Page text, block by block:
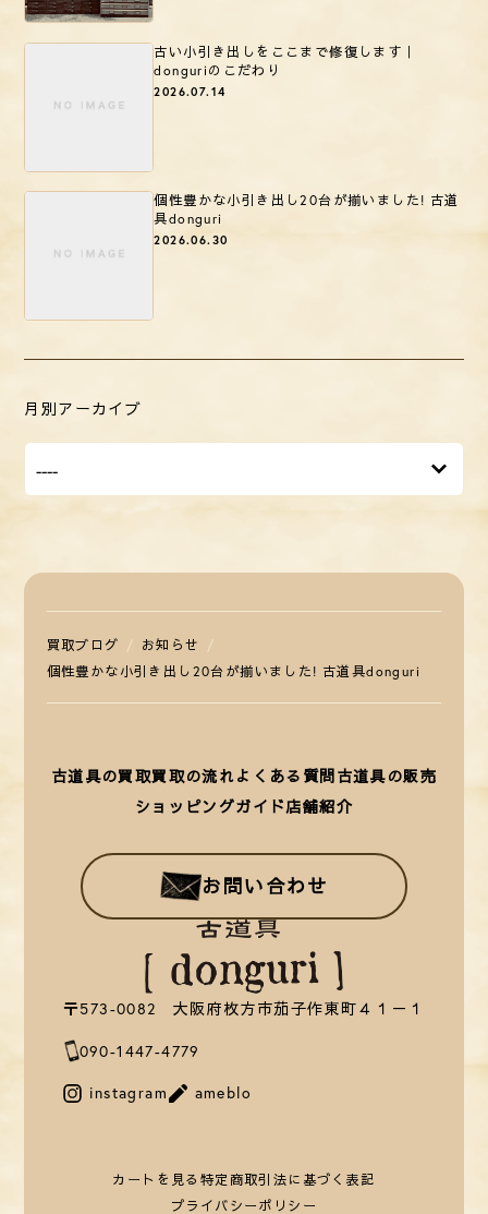
古い小引き出しをここまで修復します｜
donguriのこだわり
2026.07.14
個性豊かな小引き出し20台が揃いました! 古道
具donguri
2026.06.30
月別アーカイブ
買取ブログ
お知らせ
個性豊かな小引き出し20台が揃いました! 古道具donguri
古道具の買取買取の流れよくある質問 古道具の販売
ショッピングガイド店舗紹介
お問い合わせ
〒573-0082 大阪府枚方市茄子作東町４１－１
090-1447-4779
instagram ameblo
カートを見る 特定商取引法に基づく表記
プライバシーポリシー